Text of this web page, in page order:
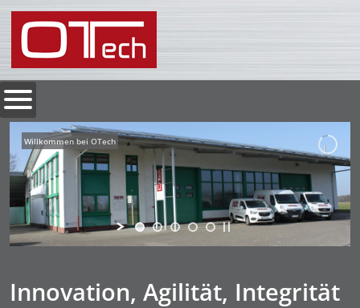
Willkommen bei OTech
Innovation, Agilität, Integrität